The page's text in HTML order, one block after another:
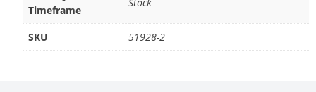
Timeframe
SKU 51928-2